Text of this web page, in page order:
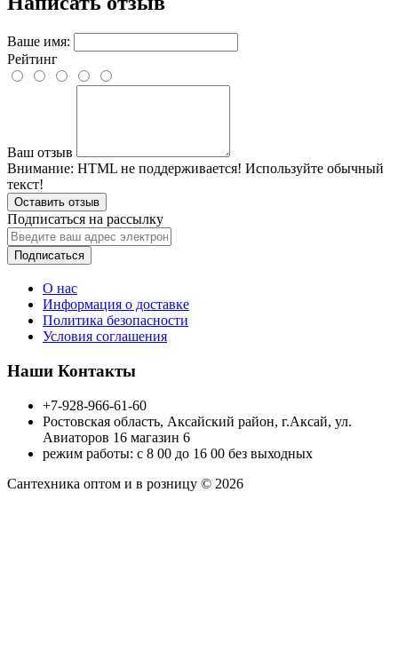
Ваше имя:
Рейтинг
Ваш отзыв
Внимание: HTML не поддерживается! Используйте обычный
текст!
Оставить отзыв
Подписаться на рассылку
Подписаться
О нас
Информация о доставке
Политика безопасности
Условия соглашения
Наши Контакты
+7-928-966-61-60
Ростовская область, Аксайский район, г.Аксай, ул.
Авиаторов 16 магазин 6
режим работы: с 8 00 до 16 00 без выходных
Сантехника оптом и в розницу © 2026